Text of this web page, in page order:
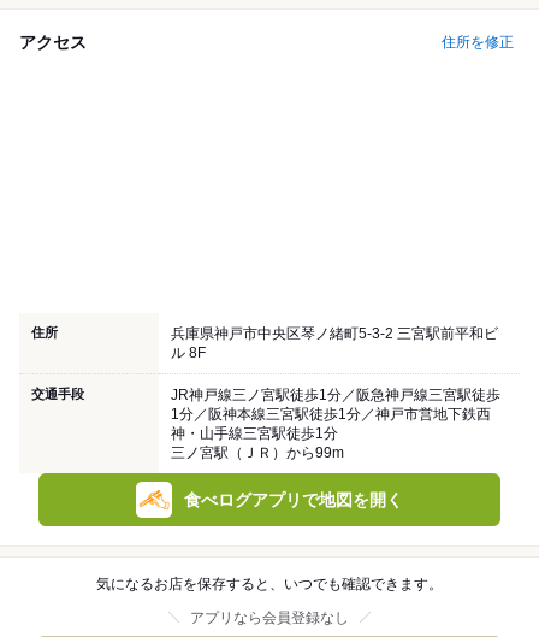
アクセス 住所を修正
住所
兵庫県神戸市中央区琴ノ緒町5-3-2 三宮駅前平和ビ
ル 8F
交通手段
JR神戸線三ノ宮駅徒歩1分／阪急神戸線三宮駅徒歩
1分／阪神本線三宮駅徒歩1分／神戸市営地下鉄西
神・山手線三宮駅徒歩1分
三ノ宮駅（ＪＲ）から99m
食べログアプリで地図を開く
気になるお店を保存すると、いつでも確認できます。
アプリなら会員登録なし